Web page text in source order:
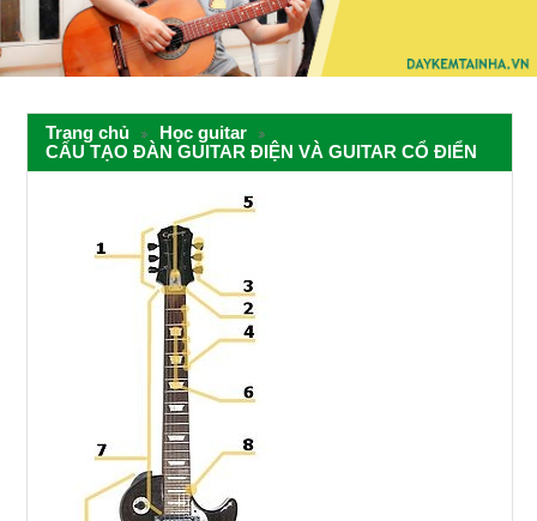
Trang chủ
Học guitar
CẤU TẠO ĐÀN GUITAR ĐIỆN VÀ GUITAR CỔ ĐIỂN